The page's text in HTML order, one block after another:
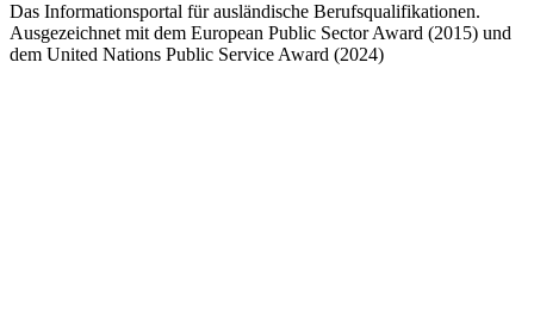
Das Informationsportal für ausländische Berufsqualifikationen.
Ausgezeichnet mit dem European Public Sector Award (2015) und
dem United Nations Public Service Award (2024)